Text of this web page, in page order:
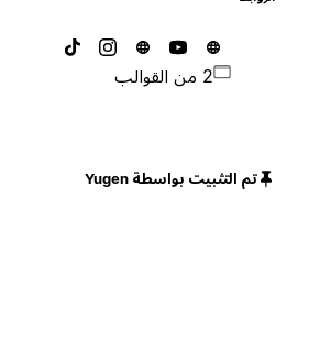
تم التثبيت بواسطة Yugen